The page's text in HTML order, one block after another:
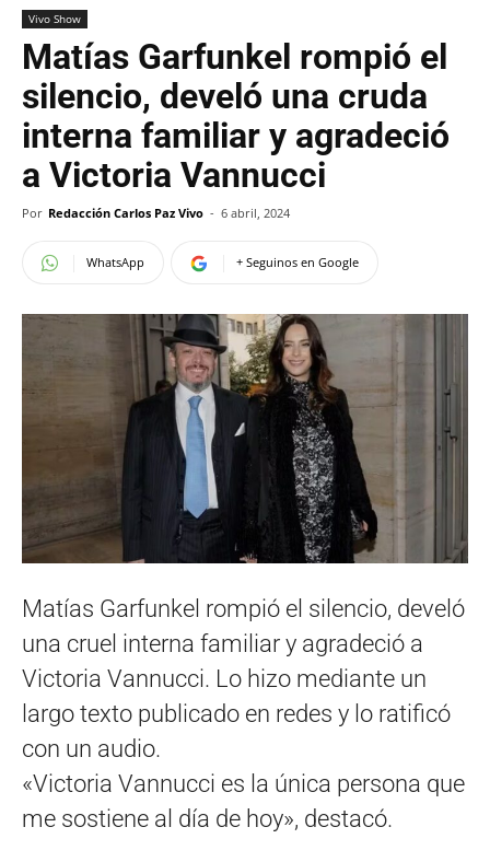
Vivo Show
Matías Garfunkel rompió el
silencio, develó una cruda
interna familiar y agradeció
a Victoria Vannucci
Por Redacción Carlos Paz Vivo - 6 abril, 2024
WhatsApp + Seguinos en Google
Matías Garfunkel rompió el silencio, develó
una cruel interna familiar y agradeció a
Victoria Vannucci. Lo hizo mediante un
largo texto publicado en redes y lo ratificó
con un audio.
«Victoria Vannucci es la única persona que
me sostiene al día de hoy», destacó.